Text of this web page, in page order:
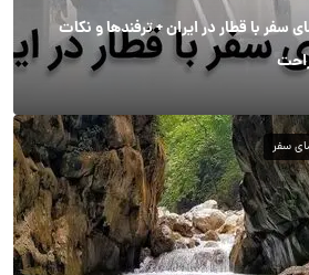
سفر با قطار در ایران + ترفندها و نکات
سفر